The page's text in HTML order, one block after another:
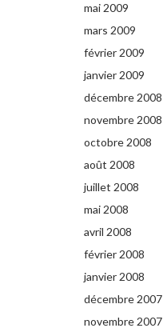
mai 2009
mars 2009
février 2009
janvier 2009
décembre 2008
novembre 2008
octobre 2008
août 2008
juillet 2008
mai 2008
avril 2008
février 2008
janvier 2008
décembre 2007
novembre 2007